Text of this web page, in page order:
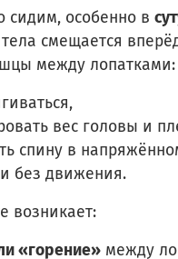
сидим, особенно в
смещается
между лопатками:
вес головы и
спину в
без движения.
возникает:
«горение» между